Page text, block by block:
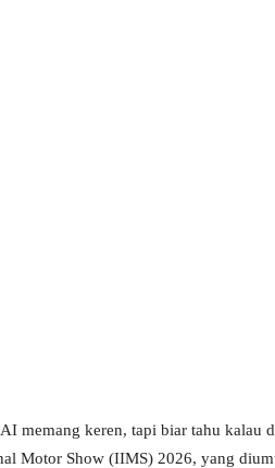
memang keren, tapi biar tahu
Motor Show (IIMS) 2026, yang